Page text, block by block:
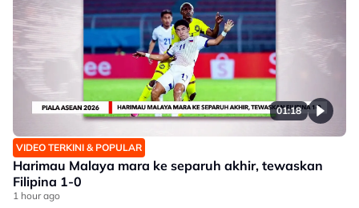
01:18
VIDEO TERKINI & POPULAR
Harimau Malaya mara ke separuh akhir, tewaskan
Filipina 1-0
1 hour ago